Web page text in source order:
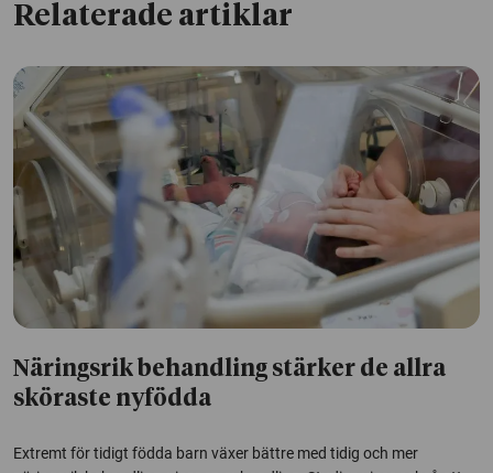
Relaterade artiklar
Näringsrik behandling stärker de allra
sköraste nyfödda
Extremt för tidigt födda barn växer bättre med tidig och mer